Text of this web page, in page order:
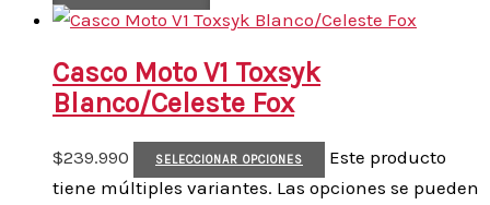
Casco Moto V1 Toxsyk
Blanco/Celeste Fox
$239.990 SELECCIONAR OPCIONES
Este producto
tiene múltiples variantes. Las opciones se pueden